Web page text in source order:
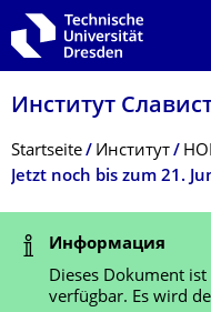
Zur Hauptnavigation
Zur Suche springen
Zum Inhalt springen
Институт
Breadcrumb-Menü
Startseite Институт
Statusmeldung
Информация
Dieses Dokument
verfügbar. Es wird